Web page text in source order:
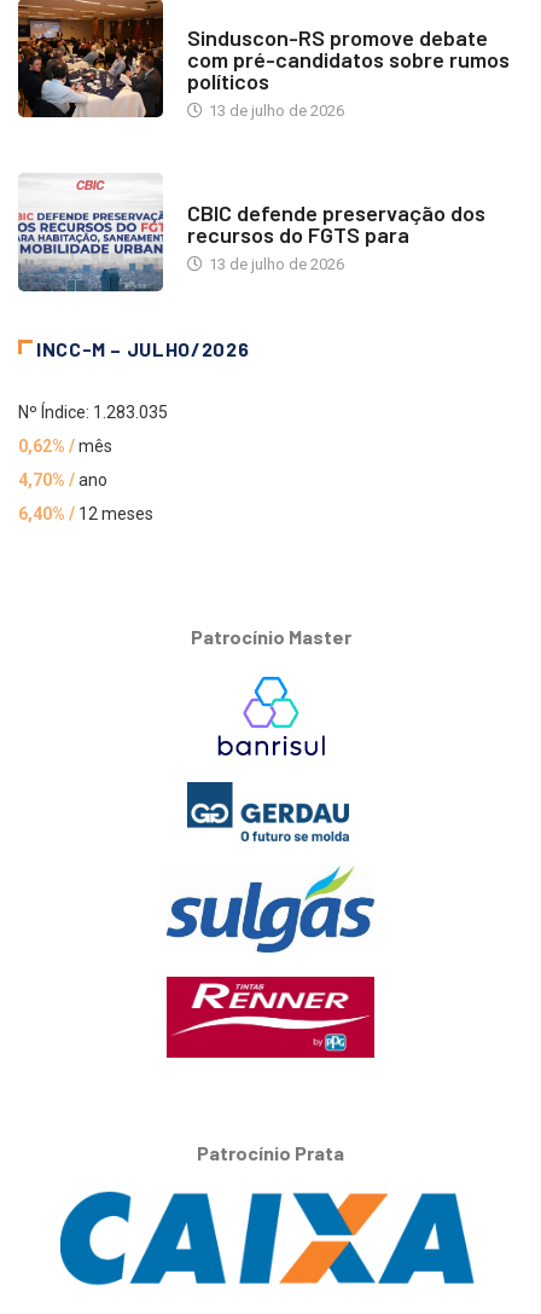
Sinduscon-RS promove debate
com pré-candidatos sobre rumos
políticos
13 de julho de 2026
CBIC defende preservação dos
recursos do FGTS para
13 de julho de 2026
INCC-M – JULHO/2026
Nº Índice: 1.283.035
0,62% /mês
4,70% /ano
6,40% / 12 meses
Patrocínio Master
Patrocínio Prata